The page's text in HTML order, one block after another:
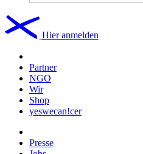
Hier anmelden
Partner
NGO
Wir
Shop
yeswecan!cer
Presse